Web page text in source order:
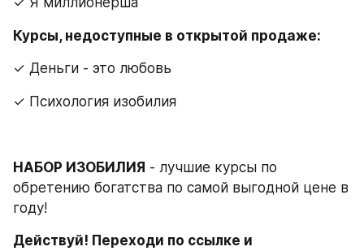
Курсы, недоступные в открытой продаже:
✓ Деньги - это любовь
✓ Психология изобилия
НАБОР ИЗОБИЛИЯ - лучшие курсы по
обретению богатства по самой выгодной цене в
году!
Действуй! Переходи по ссылке и